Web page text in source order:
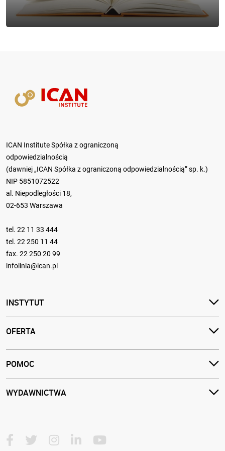
ICAN Institute Spółka z ograniczoną
odpowiedzialnością
(dawniej „ICAN Spółka z ograniczoną odpowiedzialnością” sp. k.)
NIP 5851072522
al. Niepodległości 18,
02-653 Warszawa
tel. 22 11 33 444
tel. 22 250 11 44
fax. 22 250 20 99
infolinia@ican.pl
INSTYTUT
OFERTA
POMOC
WYDAWNICTWA